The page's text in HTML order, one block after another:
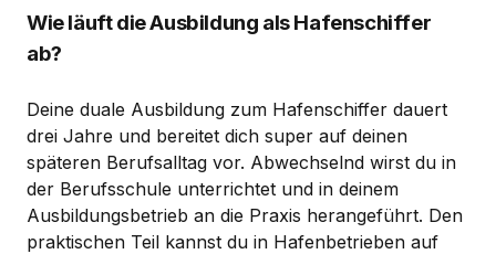
Wie läuft die Ausbildung als Hafenschiffer
ab?
Deine duale Ausbildung zum Hafenschiffer dauert
drei Jahre und bereitet dich super auf deinen
späteren Berufsalltag vor. Abwechselnd wirst du in
der Berufsschule unterrichtet und in deinem
Ausbildungsbetrieb an die Praxis herangeführt. Den
praktischen Teil kannst du in Hafenbetrieben auf